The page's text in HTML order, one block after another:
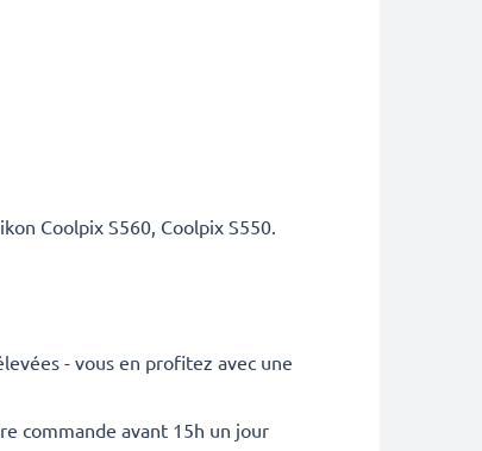
Coolpix S560, Coolpix S550.
- vous en profitez avec une
commande avant 15h un jour